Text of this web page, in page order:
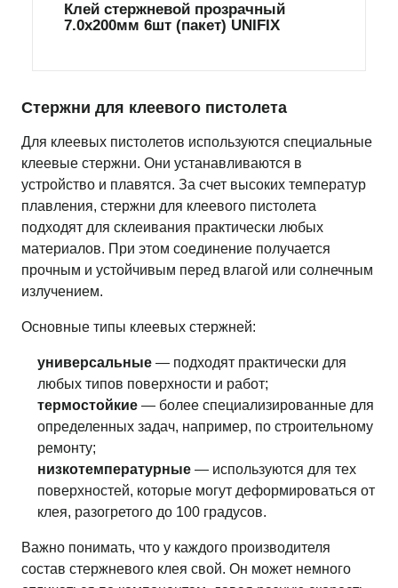
Клей стержневой прозрачный
7.0х200мм 6шт (пакет) UNIFIX
Стержни для клеевого пистолета
Для клеевых пистолетов используются специальные
клеевые стержни. Они устанавливаются в
устройство и плавятся. За счет высоких температур
плавления, стержни для клеевого пистолета
подходят для склеивания практически любых
материалов. При этом соединение получается
прочным и устойчивым перед влагой или солнечным
излучением.
Основные типы клеевых стержней:
универсальные — подходят практически для
любых типов поверхности и работ;
термостойкие — более специализированные для
определенных задач, например, по строительному
ремонту;
низкотемпературные — используются для тех
поверхностей, которые могут деформироваться от
клея, разогретого до 100 градусов.
Важно понимать, что у каждого производителя
состав стержневого клея свой. Он может немного